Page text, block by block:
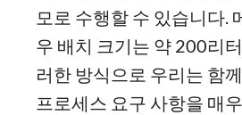
모로 수행할 수 있습니다.
우 배치 크기는 약 200리
러한 방식으로 우리는 함
프로세스 요구 사항을 매